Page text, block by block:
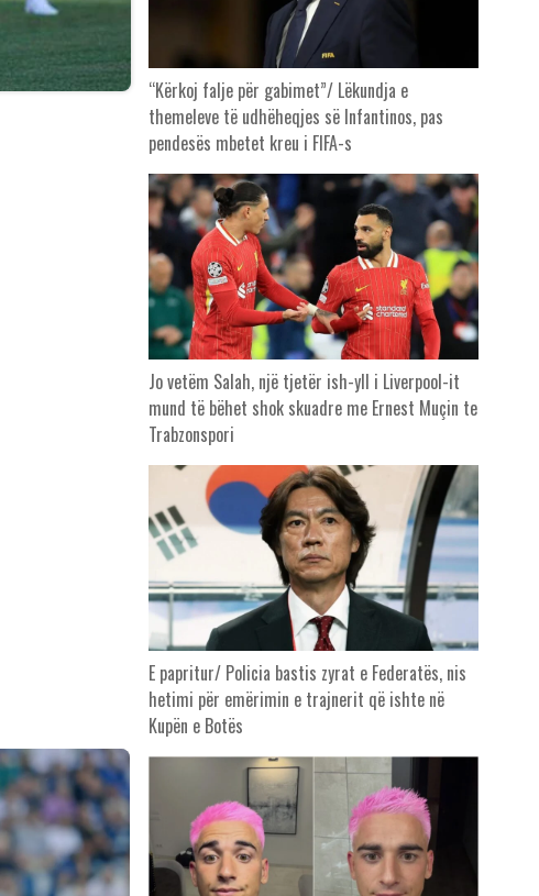
“Kërkoj falje për gabimet”/ Lëkundja e
themeleve të udhëheqjes së Infantinos, pas
pendesës mbetet kreu i FIFA-s
Jo vetëm Salah, një tjetër ish-yll i Liverpool-it
mund të bëhet shok skuadre me Ernest Muçin te
Trabzonspori
E papritur/ Policia bastis zyrat e Federatës, nis
hetimi për emërimin e trajnerit që ishte në
Kupën e Botës